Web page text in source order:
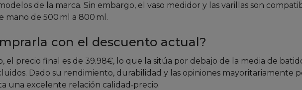
de la marca. Sin embargo, el vaso medidor y las varillas son
mano de 500 ml a 800 ml.
con el descuento actual?
el precio final es de 39.98€, lo que la sitúa por debajo de la media de
Dado su rendimiento, durabilidad y las opiniones mayoritariamente
una excelente relación calidad‑precio.